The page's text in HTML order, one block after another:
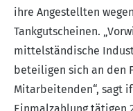
ihre Angestellten
Tankgutscheinen.
mittelständische
beteiligen sich an den
Mitarbeitenden“, sagt
Einmalzahlung tätigen